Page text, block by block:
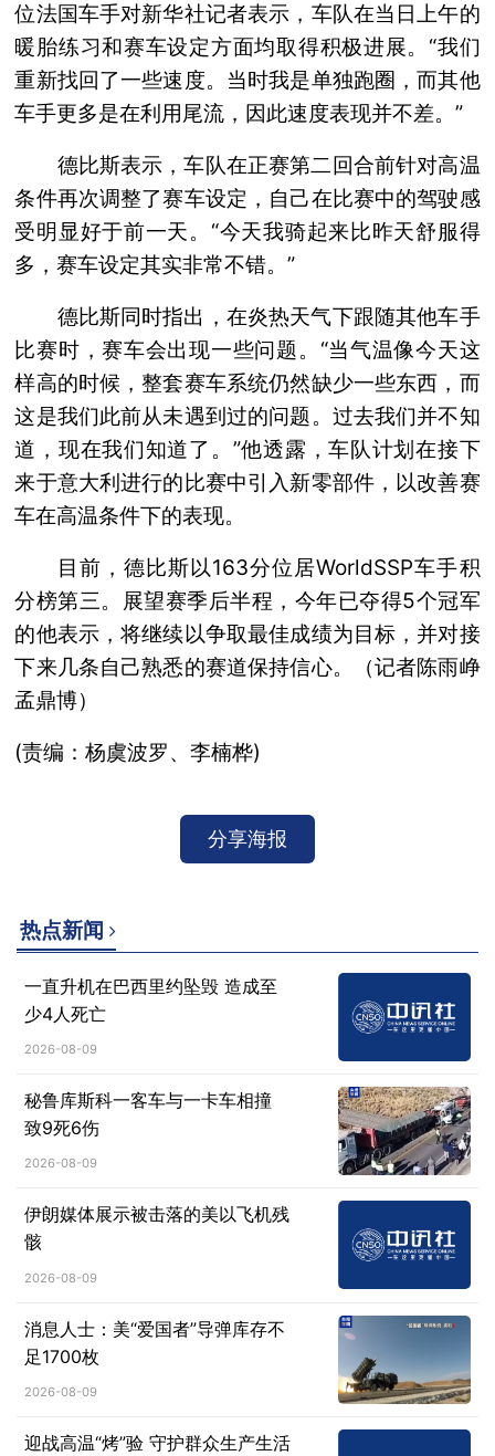
位法国车手对新华社记者表示，车队在当日上午的
暖胎练习和赛车设定方面均取得积极进展。“我们
重新找回了一些速度。当时我是单独跑圈，而其他
车手更多是在利用尾流，因此速度表现并不差。”
德比斯表示，车队在正赛第二回合前针对高温
条件再次调整了赛车设定，自己在比赛中的驾驶感
受明显好于前一天。“今天我骑起来比昨天舒服得
多，赛车设定其实非常不错。”
德比斯同时指出，在炎热天气下跟随其他车手
比赛时，赛车会出现一些问题。“当气温像今天这
样高的时候，整套赛车系统仍然缺少一些东西，而
这是我们此前从未遇到过的问题。过去我们并不知
道，现在我们知道了。”他透露，车队计划在接下
来于意大利进行的比赛中引入新零部件，以改善赛
车在高温条件下的表现。
目前，德比斯以163分位居WorldSSP车手积
分榜第三。展望赛季后半程，今年已夺得5个冠军
的他表示，将继续以争取最佳成绩为目标，并对接
下来几条自己熟悉的赛道保持信心。（记者陈雨峥
孟鼎博）
(责编：杨虞波罗、李楠桦)
分享海报
热点新闻
一直升机在巴西里约坠毁 造成至
少4人死亡
2026-08-09
秘鲁库斯科一客车与一卡车相撞
致9死6伤
2026-08-09
伊朗媒体展示被击落的美以飞机残
骸
2026-08-09
消息人士：美“爱国者”导弹库存不
足1700枚
2026-08-09
迎战高温“烤”验 守护群众生产生活